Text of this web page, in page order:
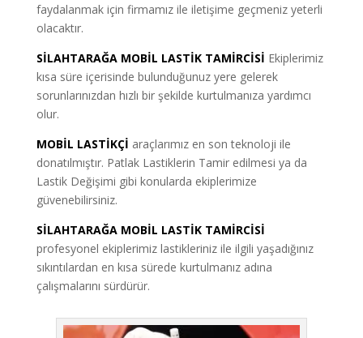
faydalanmak için firmamız ile iletişime geçmeniz yeterli
olacaktır.
SİLAHTARAĞA MOBİL LASTİK TAMİRCİSİ Ekiplerimiz
kısa süre içerisinde bulunduğunuz yere gelerek
sorunlarınızdan hızlı bir şekilde kurtulmanıza yardımcı
olur.
MOBİL LASTİKÇİ araçlarımız en son teknoloji ile
donatılmıştır. Patlak Lastiklerin Tamir edilmesi ya da
Lastik Değişimi gibi konularda ekiplerimize
güvenebilirsiniz.
SİLAHTARAĞA MOBİL LASTİK TAMİRCİSİ
profesyonel ekiplerimiz lastikleriniz ile ilgili yaşadığınız
sıkıntılardan en kısa sürede kurtulmanız adına
çalışmalarını sürdürür.